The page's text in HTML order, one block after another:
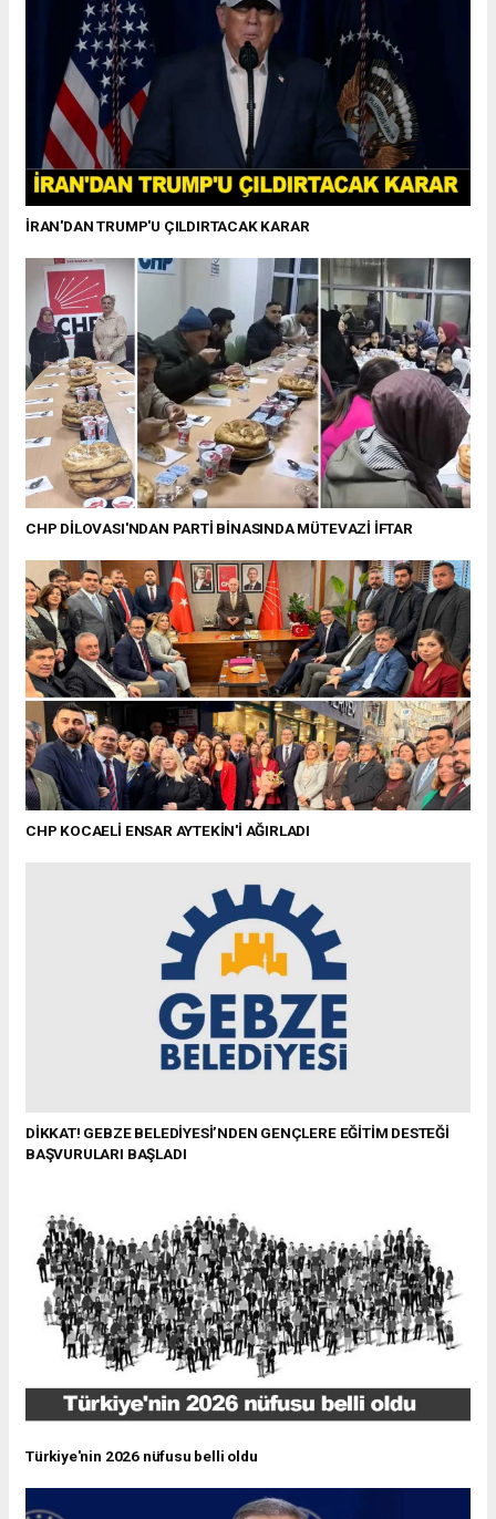
İRAN'DAN TRUMP'U ÇILDIRTACAK KARAR
CHP DİLOVASI'NDAN PARTİ BİNASINDA MÜTEVAZİ İFTAR
CHP KOCAELİ ENSAR AYTEKİN'İ AĞIRLADI
DİKKAT! GEBZE BELEDİYESİ’NDEN GENÇLERE EĞİTİM DESTEĞİ
BAŞVURULARI BAŞLADI
Türkiye'nin 2026 nüfusu belli oldu